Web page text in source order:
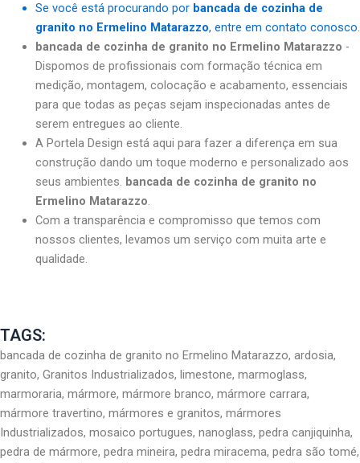
Se você está procurando por bancada de cozinha de
granito no Ermelino Matarazzo, entre em contato conosco.
bancada de cozinha de granito no Ermelino Matarazzo -
Dispomos de profissionais com formação técnica em
medição, montagem, colocação e acabamento, essenciais
para que todas as peças sejam inspecionadas antes de
serem entregues ao cliente.
A Portela Design está aqui para fazer a diferença em sua
construção dando um toque moderno e personalizado aos
seus ambientes. bancada de cozinha de granito no
Ermelino Matarazzo.
Com a transparência e compromisso que temos com
nossos clientes, levamos um serviço com muita arte e
qualidade.
TAGS:
bancada de cozinha de granito no Ermelino Matarazzo, ardosia,
granito, Granitos Industrializados, limestone, marmoglass,
marmoraria, mármore, mármore branco, mármore carrara,
mármore travertino, mármores e granitos, mármores
Industrializados, mosaico portugues, nanoglass, pedra canjiquinha,
pedra de mármore, pedra mineira, pedra miracema, pedra são tomé,